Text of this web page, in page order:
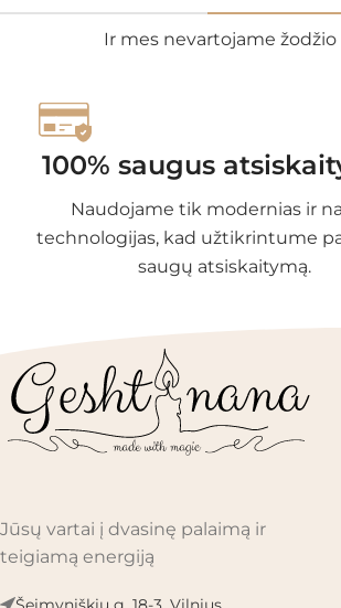
Ir mes nevartojame
100% saugus
Naudojame tik modernias ir
technologijas, kad užtikrintume
saugų atsiskaitymą.
Jūsų vartai į dvasinę palaimą ir
teigiamą energiją